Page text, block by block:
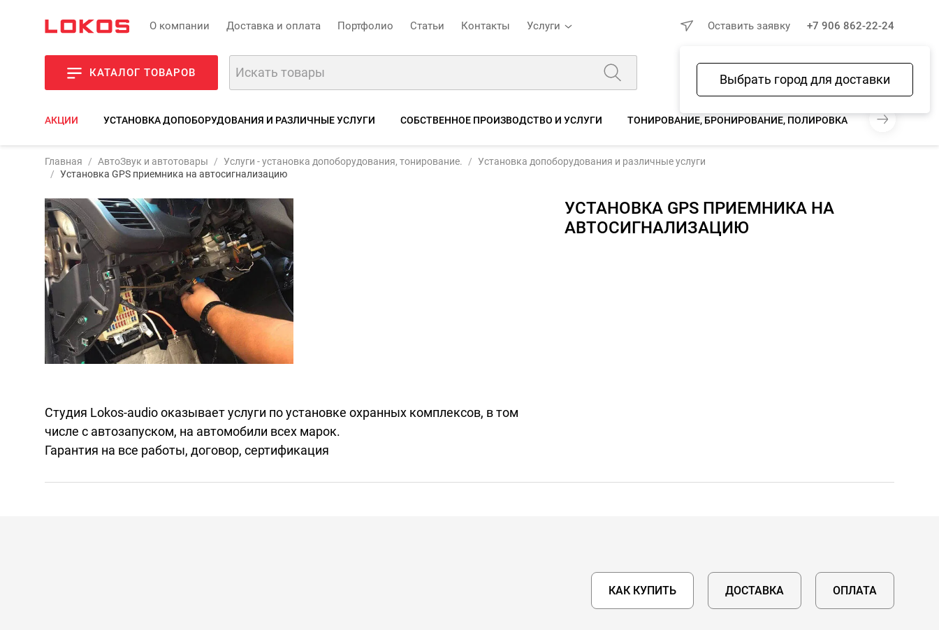
О компании Доставка и оплата Портфолио Статьи Контакты Услуги
Выбрать город для доставки
Оставить заявку +7 906 862-22-24
КАТАЛОГ ТОВАРОВ
Избранное Сравнение Корзина
АКЦИИ УСТАНОВКА ДОПОБОРУДОВАНИЯ И РАЗЛИЧНЫЕ УСЛУГИ СОБСТВЕННОЕ ПРОИЗВОДСТВО И УСЛУГИ ТОНИРОВАНИЕ, БРОНИРОВАНИЕ, ПОЛИРОВКА РЕМОНТ
Фото Описание Отзывы
Главная АвтоЗвук и автотовары Услуги - установка допоборудования, тонирование.
Установка допоборудования и различные услуги
Установка GPS приемника на автосигнализацию
Студия Lokos-audio оказывает услуги по установке охранных комплексов, в том
числе с автозапуском, на автомобили всех марок.
Гарантия на все работы, договор, сертификация
УСТАНОВКА GPS ПРИЕМНИКА НА
АВТОСИГНАЛИЗАЦИЮ
КАК КУПИТЬ ДОСТАВКА ОПЛАТА